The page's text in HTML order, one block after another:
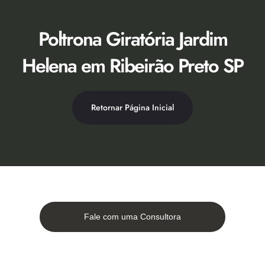
Poltrona Giratória Jardim
Helena em Ribeirão Preto SP
Retornar Página Inicial
Fale com uma Consultora